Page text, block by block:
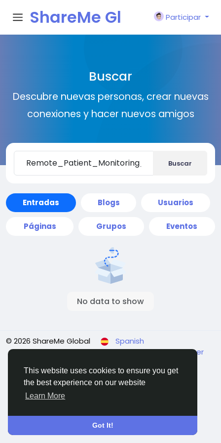
This website uses cookies to ensure you get
the best experience on our website
Learn More
Got It!
ShareMe Gl
Participar
Buscar
Descubre nuevas personas, crear nuevas
conexiones y hacer nuevos amigos
Buscar
Entradas Blogs Usuarios
Páginas Grupos Eventos
No data to show
© 2026 ShareMe Global
Spanish
Términos Privacidad Contact Us Support Center